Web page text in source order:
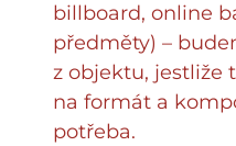
billboard, online
předměty) –
z objektu, jestliže
na formát a
potřeba.